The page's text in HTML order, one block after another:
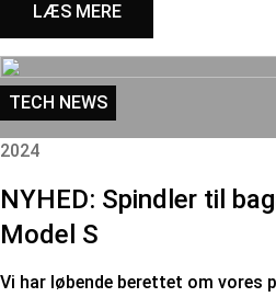
LÆS MERE
TECH NEWS
2024
NYHED: Spindler til
Model S
Vi har løbende berettet om vores